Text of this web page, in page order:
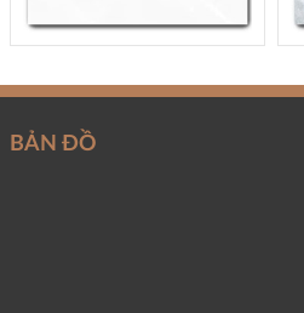
BẢN ĐỒ